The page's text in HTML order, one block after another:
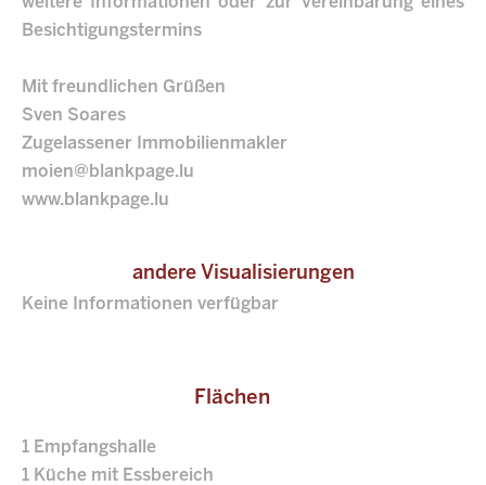
Besichtigungstermins
Mit freundlichen Grüßen
Sven Soares
Zugelassener Immobilienmakler
moien@blankpage.lu
www.blankpage.lu
andere Visualisierungen
Keine Informationen verfügbar
Flächen
1 Empfangshalle
1 Küche mit Essbereich